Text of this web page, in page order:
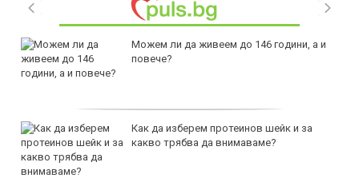
Можем ли да живеем до 146 години, а и
повече?
Как да изберем протеинов шейк и за
какво трябва да внимаваме?